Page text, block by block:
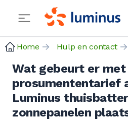
Home Hulp en contact
Wat gebeurt er met
prosumententarief
Luminus
zonnepanelen